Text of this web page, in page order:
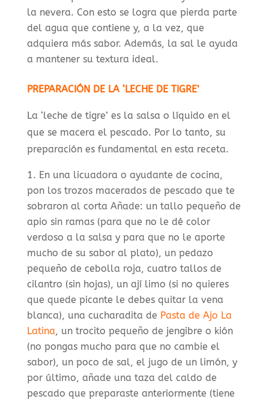
la nevera. Con esto se logra que pierda parte
del agua que contiene y, a la vez, que
adquiera más sabor. Además, la sal le ayuda
a mantener su textura ideal.
PREPARACIÓN DE LA ‘LECHE DE TIGRE’
La ‘leche de tigre’ es la salsa o líquido en el
que se macera el pescado. Por lo tanto, su
preparación es fundamental en esta receta.
En una licuadora o ayudante de cocina,
pon los trozos macerados de pescado que te
sobraron al corta Añade: un tallo pequeño de
apio sin ramas (para que no le dé color
verdoso a la salsa y para que no le aporte
mucho de su sabor al plato), un pedazo
pequeño de cebolla roja, cuatro tallos de
cilantro (sin hojas), un ají limo (si no quieres
que quede picante le debes quitar la vena
blanca), una cucharadita de Pasta de Ajo La
Latina, un trocito pequeño de jengibre o kión
(no pongas mucho para que no cambie el
sabor), un poco de sal, el jugo de un limón, y
por último, añade una taza del caldo de
pescado que preparaste anteriormente (tiene